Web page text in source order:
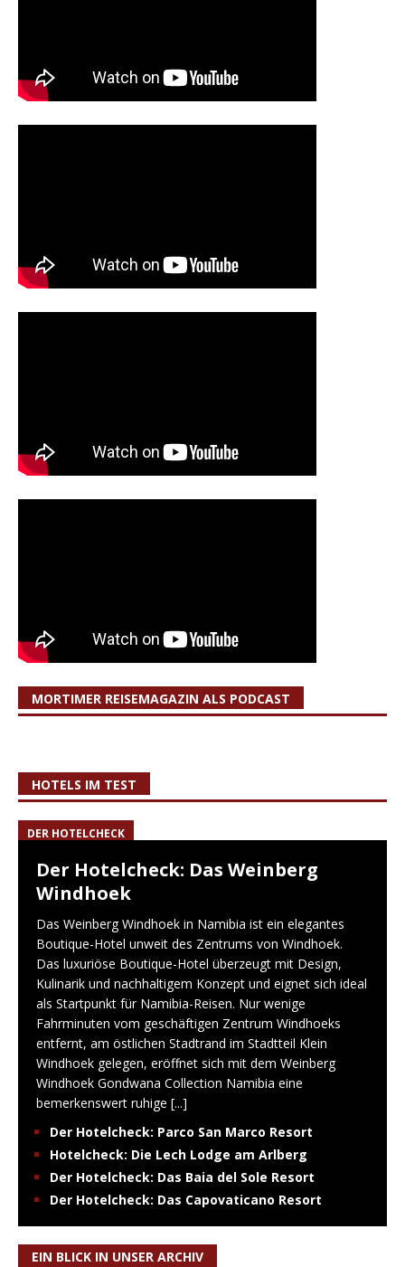
MORTIMER REISEMAGAZIN ALS PODCAST
HOTELS IM TEST
DER HOTELCHECK
Der Hotelcheck: Das Weinberg
Windhoek
Das Weinberg Windhoek in Namibia ist ein elegantes
Boutique-Hotel unweit des Zentrums von Windhoek.
Das luxuriöse Boutique-Hotel überzeugt mit Design,
Kulinarik und nachhaltigem Konzept und eignet sich ideal
als Startpunkt für Namibia-Reisen. Nur wenige
Fahrminuten vom geschäftigen Zentrum Windhoeks
entfernt, am östlichen Stadtrand im Stadtteil Klein
Windhoek gelegen, eröffnet sich mit dem Weinberg
Windhoek Gondwana Collection Namibia eine
bemerkenswert ruhige [...]
Der Hotelcheck: Parco San Marco Resort
Hotelcheck: Die Lech Lodge am Arlberg
Der Hotelcheck: Das Baia del Sole Resort
Der Hotelcheck: Das Capovaticano Resort
EIN BLICK IN UNSER ARCHIV